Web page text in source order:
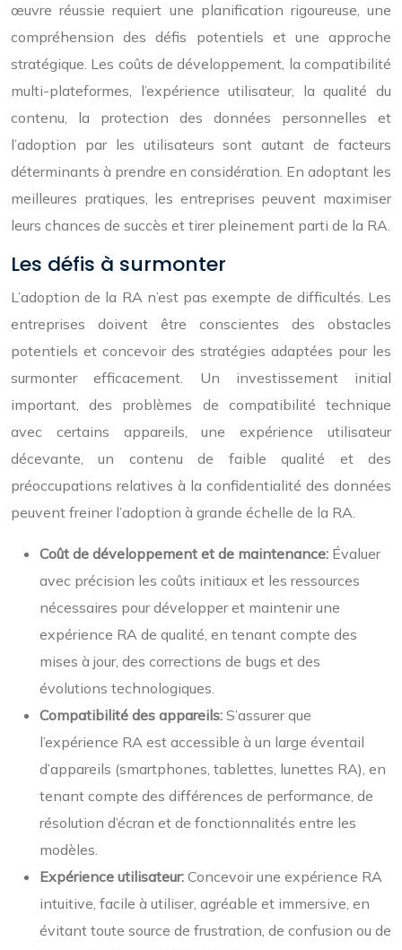
œuvre réussie requiert une planification rigoureuse, une
compréhension des défis potentiels et une approche
stratégique. Les coûts de développement, la compatibilité
multi-plateformes, l’expérience utilisateur, la qualité du
contenu, la protection des données personnelles et
l’adoption par les utilisateurs sont autant de facteurs
déterminants à prendre en considération. En adoptant les
meilleures pratiques, les entreprises peuvent maximiser
leurs chances de succès et tirer pleinement parti de la RA.
Les défis à surmonter
L’adoption de la RA n’est pas exempte de difficultés. Les
entreprises doivent être conscientes des obstacles
potentiels et concevoir des stratégies adaptées pour les
surmonter efficacement. Un investissement initial
important, des problèmes de compatibilité technique
avec certains appareils, une expérience utilisateur
décevante, un contenu de faible qualité et des
préoccupations relatives à la confidentialité des données
peuvent freiner l’adoption à grande échelle de la RA.
Coût de développement et de maintenance: Évaluer
avec précision les coûts initiaux et les ressources
nécessaires pour développer et maintenir une
expérience RA de qualité, en tenant compte des
mises à jour, des corrections de bugs et des
évolutions technologiques.
Compatibilité des appareils: S’assurer que
l’expérience RA est accessible à un large éventail
d’appareils (smartphones, tablettes, lunettes RA), en
tenant compte des différences de performance, de
résolution d’écran et de fonctionnalités entre les
modèles.
Expérience utilisateur: Concevoir une expérience RA
intuitive, facile à utiliser, agréable et immersive, en
évitant toute source de frustration, de confusion ou de